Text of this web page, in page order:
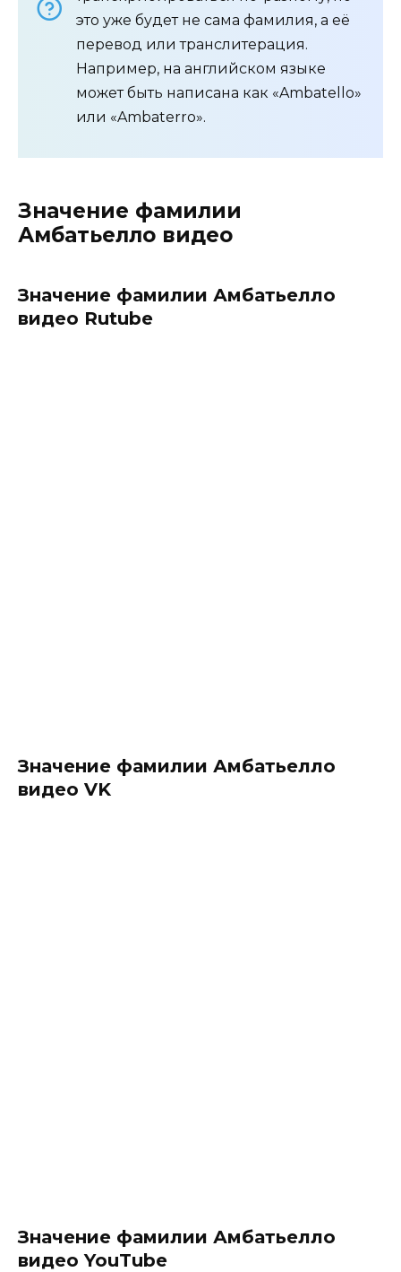
это уже будет не сама фамилия, а её
перевод или транслитерация.
Например, на английском языке
может быть написана как «Ambatello»
или «Ambaterro».
Значение фамилии
Амбатьелло видео
Значение фамилии Амбатьелло
видео Rutube
Значение фамилии Амбатьелло
видео VK
Значение фамилии Амбатьелло
видео YouTube